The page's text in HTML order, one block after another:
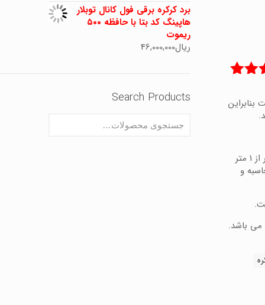
متراژ ریلهای فولادی (آهنی) یک متر به یک متر محاسبه و کمتر از 1 متر
در محاسبه 4 متر محاسبه و
برد کرکره برقی فول کانال توبلار
هاپینگ کد بتا با حافظه ۵۰۰
ریموت
ریال46,000,000
Search Products